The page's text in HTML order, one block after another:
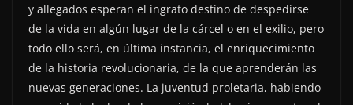
y allegados esperan el ingrato destino de despedirse
de la vida en algún lugar de la cárcel o en el exilio, pero
todo ello será, en última instancia, el enriquecimiento
de la historia revolucionaria, de la que aprenderán las
nuevas generaciones. La juventud proletaria, habiendo